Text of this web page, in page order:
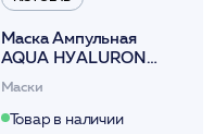
Маска Ампульная
AQUA НУALURON
SНЕЕТ МАSК 62 30г
/HISTOLAB
Маски
Товар в наличии